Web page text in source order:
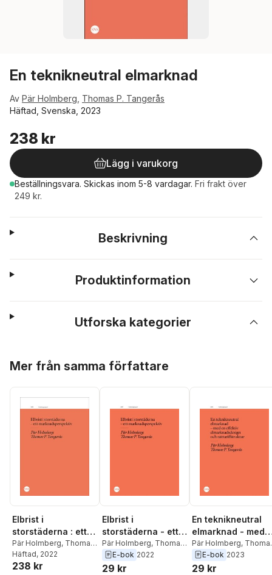
En teknikneutral elmarknad
Av Pär Holmberg Thomas P. Tangerås
Häftad, Svenska, 2023
238 kr
Lägg i varukorg
Beställningsvara. Skickas inom 5-8 vardagar. Fri frakt över
249 kr.
Beskrivning
Produktinformation
Utforska kategorier
Mer från samma författare
Elbrist i
storstäderna : ett
marknadsperspekti
v
Pär Holmberg, Thomas
P Tangerås
Häftad, 2022
238 kr
Elbrist i
storstäderna - ett
marknadsperspekti
v
Pär Holmberg, Thomas
P Tangerås
E-bok 2022
29 kr
En teknikneutral
elmarknad - med
en effektiv
elmarknadsdesign
och
Pär Holmberg,
P Tangerås
E-bok 2023
29 kr